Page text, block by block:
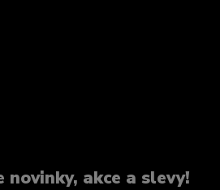
novinky, akce a slevy!